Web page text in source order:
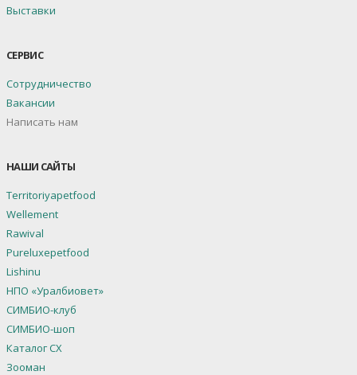
Выставки
СЕРВИС
Сотрудничество
Вакансии
Написать нам
НАШИ САЙТЫ
Territoriyapetfood
Wellement
Rawival
Pureluxepetfood
Lishinu
НПО «Уралбиовет»
СИМБИО-клуб
СИМБИО-шоп
Каталог СХ
Зооман